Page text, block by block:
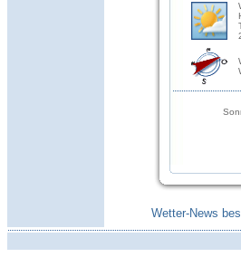
Wetter-News